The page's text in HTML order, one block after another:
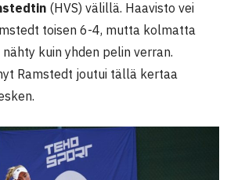
(HVS) välillä. Haavisto vei
toisen 6-4, mutta kolmatta
kuin yhden pelin verran.
Ramstedt joutui tällä kertaa